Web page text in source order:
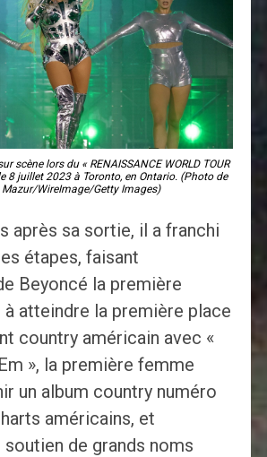
scène lors du « RENAISSANCE WORLD TOUR
8 juillet 2023 à Toronto, en Ontario. (Photo de
Mazur/WireImage/Getty Images)
après sa sortie, il a franchi
étapes, faisant
Beyoncé la première
atteindre la première place
country américain avec «
», la première femme
un album country numéro
américains, et
de grands noms